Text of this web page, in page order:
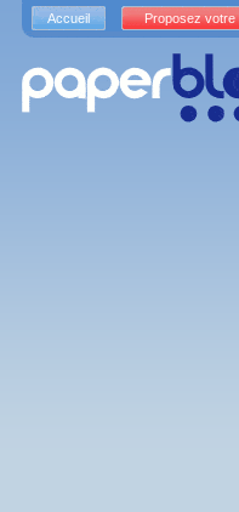
Accueil Proposez votre